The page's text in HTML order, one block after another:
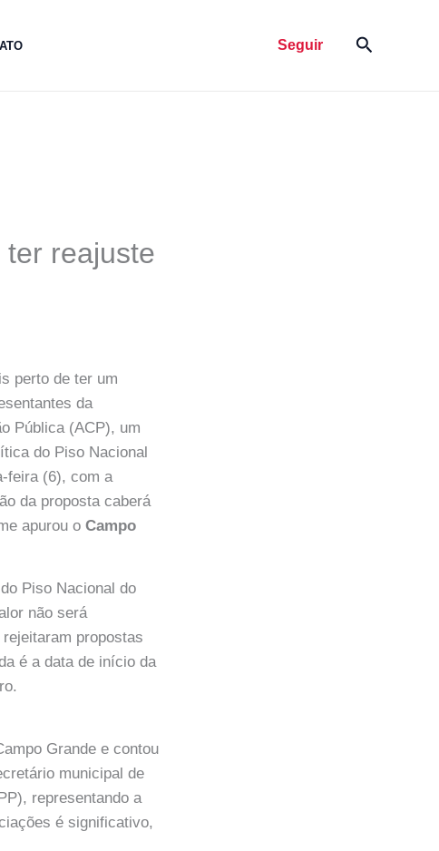
Seguir Pesquisar
reajuste
perto de ter um
da
Pública (ACP), um
do Piso Nacional
feira (6), com a
da proposta caberá
apurou oCampo
Piso Nacional do
não será
propostas
é a data de início da
Grande e contou
municipal de
representando a
é significativo,